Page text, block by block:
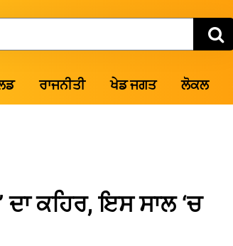
ਰਾਜਨੀਤੀ ਖੇਡ ਜਗਤ ਲੋਕਲ
ਦਾ ਕਹਿਰ, ਇਸ ਸਾਲ ‘ਚ